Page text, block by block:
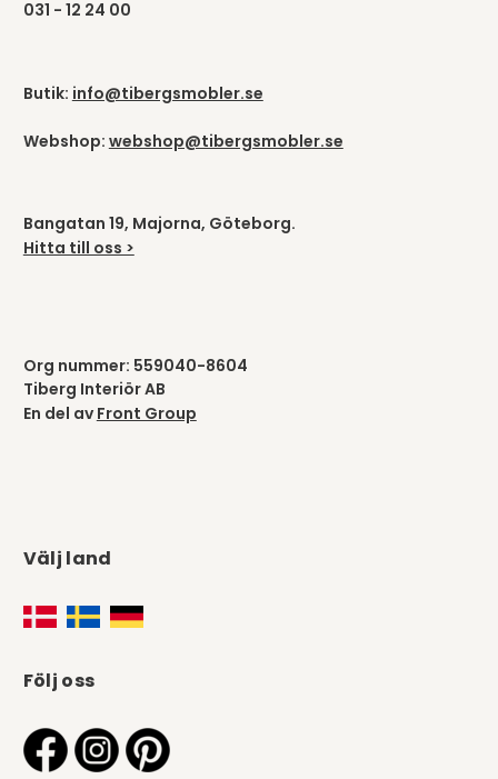
031 - 12 24 00
Butik: info@tibergsmobler.se
Webshop: webshop@tibergsmobler.se
Bangatan 19, Majorna, Göteborg.
Hitta till oss >
Org nummer: 559040-8604
Tiberg Interiör AB
En del av Front Group
Välj land
Följ oss